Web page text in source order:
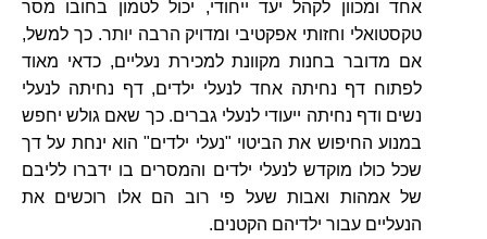
אחד ומכוון לקהל יעד ייחודי, יכול לטמון בחובו מסר
טקסטואלי וחזותי אפקטיבי ומדויק הרבה יותר. כך למשל,
אם מדובר בחנות מקוונת למכירת נעליים, כדאי מאוד
לפתוח דף נחיתה אחד לנעלי ילדים, דף נחיתה לנעלי
נשים ודף נחיתה ייעודי לנעלי גברים. כך שאם גולש יחפש
במנוע החיפוש את הביטוי "נעלי ילדים" הוא ינחת על דך
שכל כולו מוקדש לנעלי ילדים והמסרים בו ידברו לליבם
של אמהות ואבות שעל פי רוב הם אלו רוכשים את
הנעליים עבור ילדיהם הקטנים.